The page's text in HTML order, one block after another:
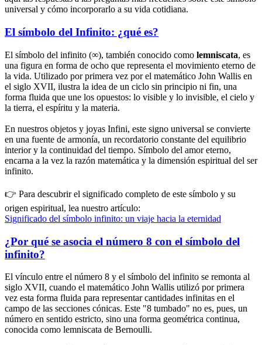
universal y cómo incorporarlo a su vida cotidiana.
El símbolo del Infinito: ¿qué es?
El símbolo del infinito (∞), también conocido como lemniscata, es
una figura en forma de ocho que representa el movimiento eterno de
la vida. Utilizado por primera vez por el matemático John Wallis en
el siglo XVII, ilustra la idea de un ciclo sin principio ni fin, una
forma fluida que une los opuestos: lo visible y lo invisible, el cielo y
la tierra, el espíritu y la materia.
En nuestros objetos y joyas Infini, este signo universal se convierte
en una fuente de armonía, un recordatorio constante del equilibrio
interior y la continuidad del tiempo. Símbolo del amor eterno,
encarna a la vez la razón matemática y la dimensión espiritual del ser
infinito.
👉 Para descubrir el significado completo de este símbolo y su
origen espiritual, lea nuestro artículo:
Significado del símbolo infinito: un viaje hacia la eternidad
¿Por qué se asocia el número 8 con el símbolo del
infinito?
El vínculo entre el número 8 y el símbolo del infinito se remonta al
siglo XVII, cuando el matemático John Wallis utilizó por primera
vez esta forma fluida para representar cantidades infinitas en el
campo de las secciones cónicas. Este "8 tumbado" no es, pues, un
número en sentido estricto, sino una forma geométrica continua,
conocida como lemniscata de Bernoulli.